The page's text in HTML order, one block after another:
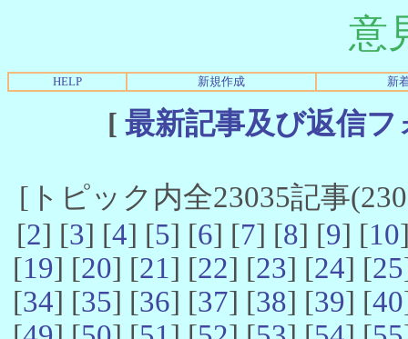
意
HELP 新規作成 新
[ 最新記事及び返信
[トピック内全23035記事
[2] [3] [4] [5] [6] [7] [8] [9] [10
[19] [20] [21] [22] [23] [24] [25
[34] [35] [36] [37] [38] [39] [40